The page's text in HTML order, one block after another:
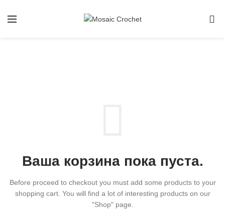
Ваша корзина пока пуста.
Before proceed to checkout you must add some products to your
shopping cart. You will find a lot of interesting products on our
"Shop" page.